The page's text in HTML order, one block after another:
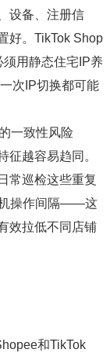
设备、注册信
好。TikTok Shop
用静态住宅IP养
次IP切换都可能
一致性风险
越容易趋同。
常巡检这些重复
操作间隔——这
效拉低不同店铺
和TikTok